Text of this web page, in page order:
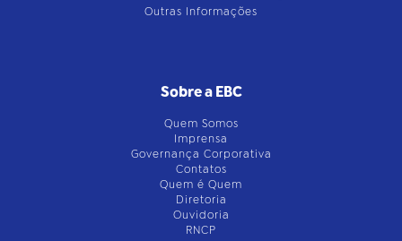
Outras Informações
Sobre a EBC
Quem Somos
Imprensa
Governança Corporativa
Contatos
Quem é Quem
Diretoria
Ouvidoria
RNCP